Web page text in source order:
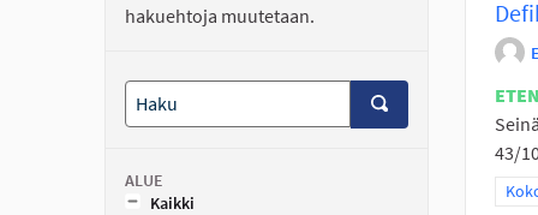
hakuehtoja muutetaan.
ALUE
Kaikki
43/